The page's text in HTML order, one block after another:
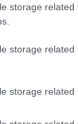
storage
storage
storage related